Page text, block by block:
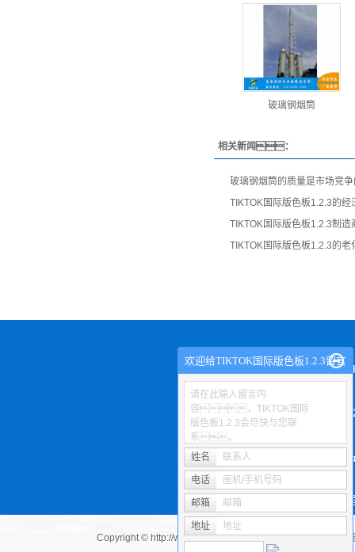
玻璃钢烟筒
相关新闻：
玻璃钢烟筒的质量是市场竞
TIKTOK国际版色板1.2.3的经
TIKTOK国际版色板1.2.3制
TIKTOK国际版色板1.2.3的老
关于
产
工
Copyright © http://www.viyuedu.com/ 安丘市成人TIKTOK在
欢迎给TIKTOK国际版色板1.2.3留言
请在此输入留言内
容，TIKTOK国际
版色板1.2.3会尽快与您联
系。
姓名
联系人
电话 座机/手机号码
邮箱 邮箱
地址 地址